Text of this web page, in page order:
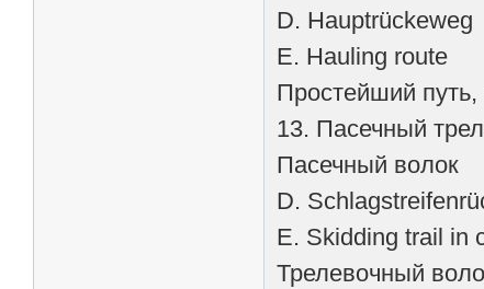
D. Hauptrückeweg
E. Hauling route
Простейший путь,
13. Пасечный
Пасечный волок
D.
Е. Skidding trail in
Трелевочный